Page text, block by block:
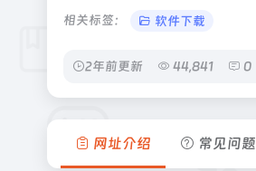
相关标签： 软件下载
2年前更新 44,841 0
网址介绍 常见问题